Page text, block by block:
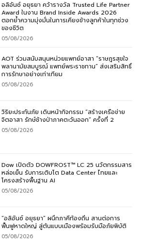
อลิอันซ์ อยุธยา คว้ารางวัล Trusted Life Partner
Award ในงาน Brand Inside Awards 2026
ตอกย้ำความมุ่งมั่นในการเคียงข้างลูกค้าในทุกช่วง
ของชีวิต
05/08/2026
AOT ร่วมสนับสนุนหน่วยแพทย์อาสา “ราษฎรสุขใจ
พลานามัยสมบูรณ์ แพทย์พระราชทาน” ส่งเสริมสิทธิ์
การรักษาอย่างเท่าเทียม
05/08/2026
วิริยะประกันภัย เดินหน้ากิจกรรม “สร้างเครือข่าย
จิตอาสา รักษ์ช้างป่าภาคตะวันออก” ครั้งที่ 2
05/08/2026
Dow เปิดตัว DOWFROST™ LC 25 นวัตกรรมสาร
หล่อเย็น รับการเติบโต Data Center ไทยและ
โครงสร้างพื้นฐาน AI
05/08/2026
“อลิอันซ์ อยุธยา” ผนึกภาคีท้องถิ่น สานต่อการ
ฟื้นฟูหาดใหญ่ สู่ต้นแบบเมืองพร้อมรับมือภัยพิบัติ
05/08/2026